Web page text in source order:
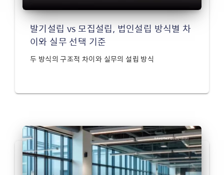
발기설립 vs 모집설립, 법인설립 방식별 차
이와 실무 선택 기준
두 방식의 구조적 차이와 실무의 설립 방식